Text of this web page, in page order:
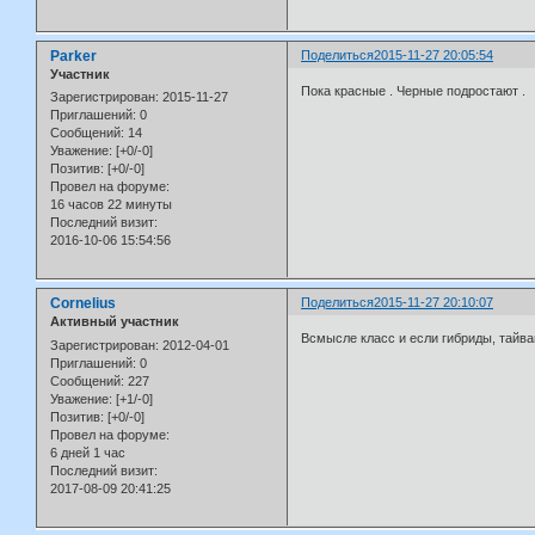
Поделиться2015-11-27 20:05:54
Parker
Участник
Зарегистрирован: 2015-11-27
Приглашений: 0
Сообщений: 14
Уважение: [+0/-0]
Позитив: [+0/-0]
Провел на форуме:
16 часов 22 минуты
Последний визит:
2016-10-06 15:54:56
Пока красные . Черные подростают .
Поделиться2015-11-27 20:10:07
Cornelius
Активный участник
Зарегистрирован: 2012-04-01
Приглашений: 0
Сообщений: 227
Уважение: [+1/-0]
Позитив: [+0/-0]
Провел на форуме:
6 дней 1 час
Последний визит:
2017-08-09 20:41:25
Всмысле класс и если гибриды,